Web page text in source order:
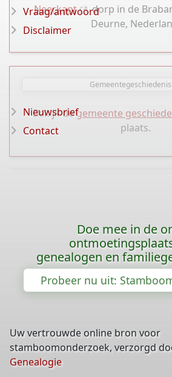
Neerkant
, dorp in de
Deurne,
Gemeentegeschiedenis
Bekijk degemeente
plaats.
Vraag/antwoord
Disclaimer
Nieuwsbrief
Contact
Doe mee in de
genealogen en
Probeer nu uit:
Uw vertrouwde online bron voor
stamboomonderzoek, verzorgd
Genealogie